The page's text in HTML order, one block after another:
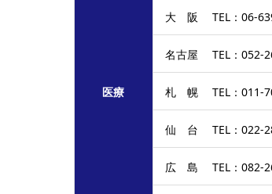
医療
大 阪 TEL：06-
名古屋 TEL：052-
札 幌 TEL：011-
仙 台 TEL：022-
広 島 TEL：082-